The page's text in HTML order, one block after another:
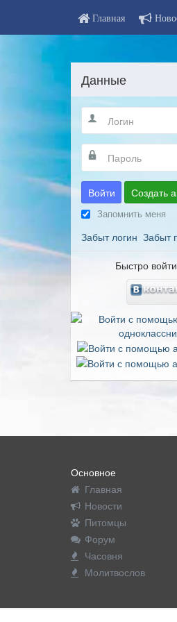
Главная
Данные
Войти Создать
Запомнить меня
Забыт логин Забыт
Быстро
Основное
Главная
Новости
Питомцы
Форум
Часовня
Молитвослов